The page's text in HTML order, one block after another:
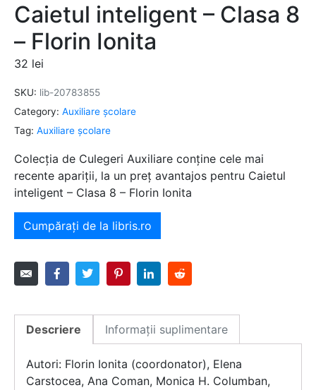
Caietul inteligent – Clasa 8
– Florin Ionita
32 lei
SKU: lib-20783855
Category: Auxiliare şcolare
Tag: Auxiliare şcolare
Colecția de Culegeri Auxiliare conține cele mai
recente apariții, la un preț avantajos pentru Caietul
inteligent – Clasa 8 – Florin Ionita
Cumpărați de la libris.ro
Descriere Informații suplimentare
Autori: Florin Ionita (coordonator), Elena
Carstocea, Ana Coman, Monica H. Columban,